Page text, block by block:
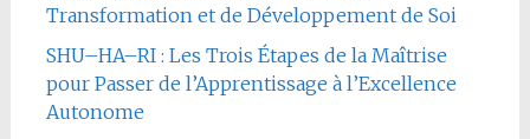
Transformation et de Développement de Soi
SHU–HA–RI : Les Trois Étapes de la Maîtrise
pour Passer de l’Apprentissage à l’Excellence
Autonome